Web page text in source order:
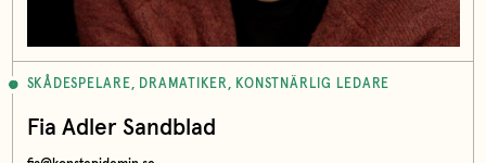
SKÅDESPELARE, DRAMATIKER, KONSTNÄRLIG LEDARE
Fia Adler Sandblad